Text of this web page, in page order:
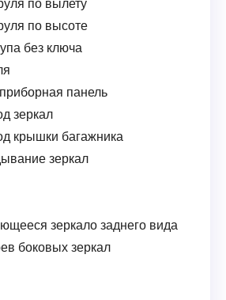
по высоте
без ключа
панель
зеркал
крышки багажника
зеркал
зеркало заднего вида
боковых зеркал